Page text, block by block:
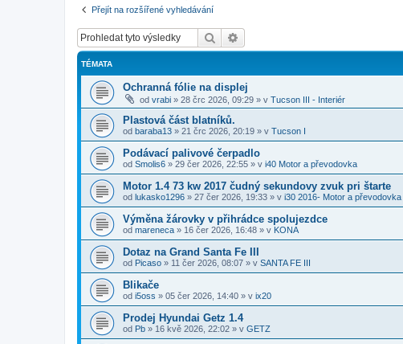
Přejít na rozšířené vyhledávání
Hledat
TÉMATA
Ochranná fólie na displej
od vrabi » 28 črc 2026, 09:29 » v Tucson III - Interiér
Plastová část blatníků.
od baraba13 » 21 črc 2026, 20:19 » v Tucson I
Podávací palivové čerpadlo
od Smolis6 » 29 čer 2026, 22:55 » v i40 Motor a převodovka
Motor 1.4 73 kw 2017 čudný sekundovy zvuk pri štarte
od lukasko1296 » 27 čer 2026, 19:33 » v i30 2016- Motor a převodovka
Výměna žárovky v přihrádce spolujezdce
od mareneca » 16 čer 2026, 16:48 » v KONA
Dotaz na Grand Santa Fe III
od Picaso » 11 čer 2026, 08:07 » v SANTA FE III
Blikače
od i5oss » 05 čer 2026, 14:40 » v ix20
Prodej Hyundai Getz 1.4
od Pb » 16 kvě 2026, 22:02 » v GETZ